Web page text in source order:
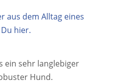
aus dem Alltag eines
hier.
ein sehr langlebiger
Hund.